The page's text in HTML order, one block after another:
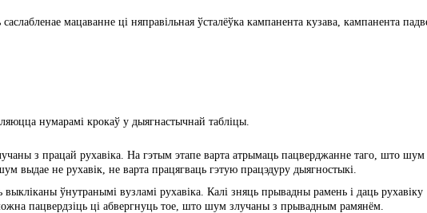
мацаванне ці няправільная ўсталёўка кампанента кузава, кампанента
нумарамі крокаў у дыягнастычнай табліцы.
з працай рухавіка. На гэтым этапе варта атрымаць пацверджанне таго, што шум
выдае не рухавік, не варта працягваць гэтую працэдуру дыягностыкі.
ўнутранымі вузламі рухавіка. Калі зняць прывадны рамень і даць рухавіку
пацвердзіць ці абвергнуць тое, што шум злучаны з прывадным рамянём.